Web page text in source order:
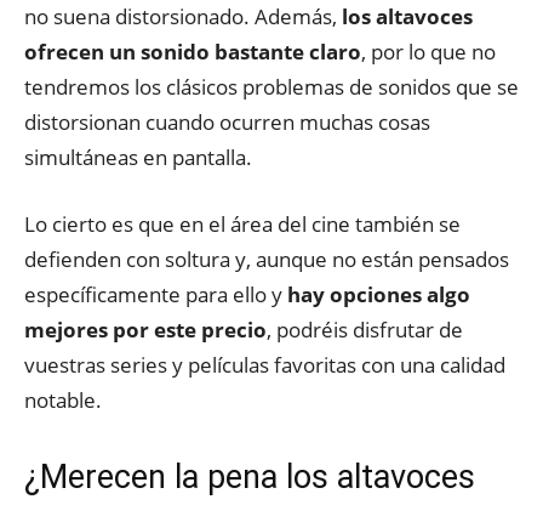
no suena distorsionado. Además, los altavoces
ofrecen un sonido bastante claro, por lo que no
tendremos los clásicos problemas de sonidos que se
distorsionan cuando ocurren muchas cosas
simultáneas en pantalla.
Lo cierto es que en el área del cine también se
defienden con soltura y, aunque no están pensados
específicamente para ello y hay opciones algo
mejores por este precio, podréis disfrutar de
vuestras series y películas favoritas con una calidad
notable.
¿Merecen la pena los altavoces